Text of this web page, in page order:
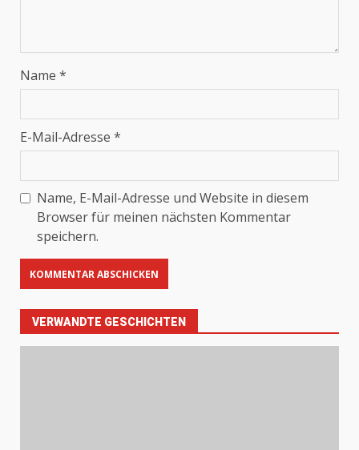
Name *
E-Mail-Adresse *
Name, E-Mail-Adresse und Website in diesem
Browser für meinen nächsten Kommentar
speichern.
VERWANDTE GESCHICHTEN